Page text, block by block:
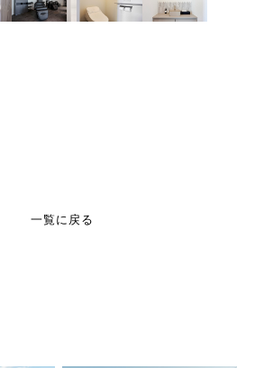
一覧に戻る